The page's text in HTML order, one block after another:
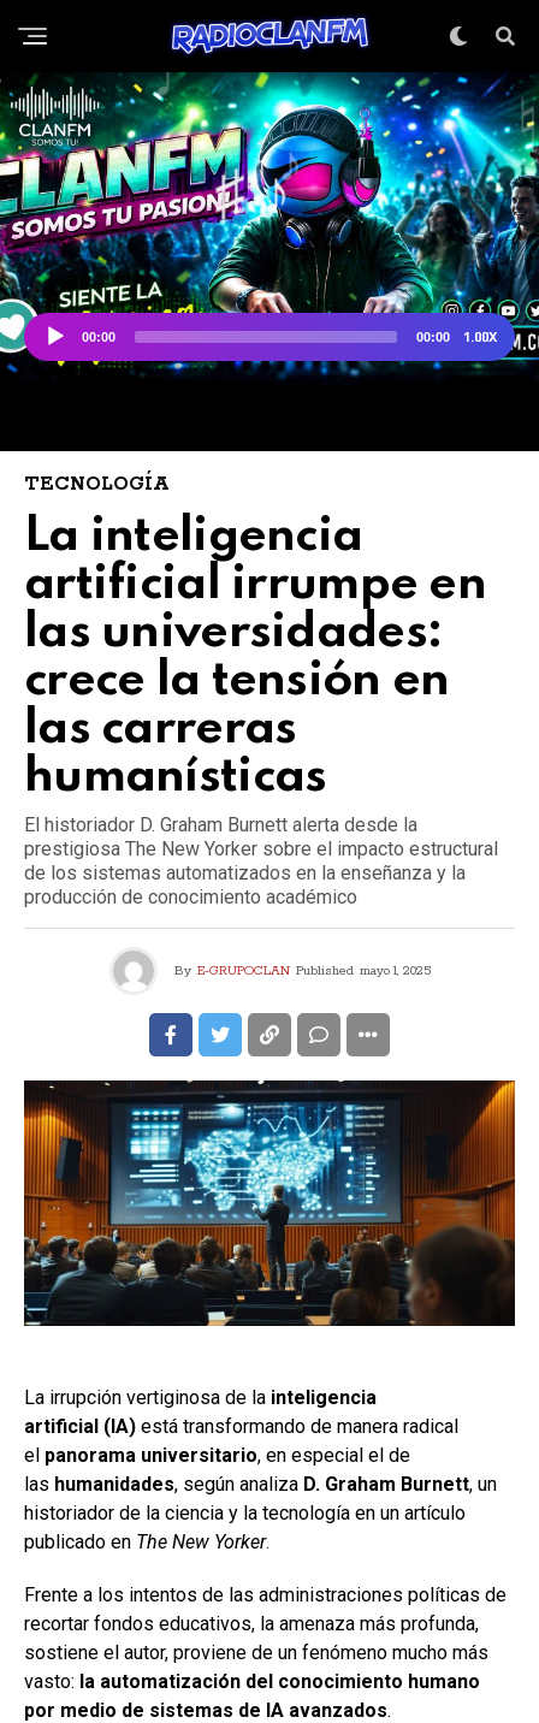
TECNOLOGÍA
La inteligencia
artificial irrumpe en
las universidades:
crece la tensión en
las carreras
humanísticas
El historiador D. Graham Burnett alerta desde la
prestigiosa The New Yorker sobre el impacto estructural
de los sistemas automatizados en la enseñanza y la
producción de conocimiento académico
By E-GRUPOCLAN Published mayo 1, 2025
La irrupción vertiginosa de la inteligencia
artificial (IA) está transformando de manera radical
el panorama universitario, en especial el de
las humanidades, según analiza D. Graham Burnett, un
historiador de la ciencia y la tecnología en un artículo
publicado en The New Yorker.
Frente a los intentos de las administraciones políticas de
recortar fondos educativos, la amenaza más profunda,
sostiene el autor, proviene de un fenómeno mucho más
vasto: la automatización del conocimiento humano
por medio de sistemas de IA avanzados.